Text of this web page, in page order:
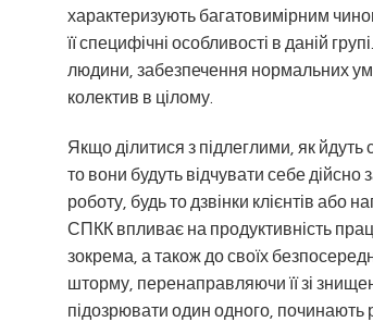
характеризують багатовимірним
її специфічні особливості в даній
людини, забезпечення нормальних
колектив в цілому.
Якщо ділитися з підлеглими, як йдуть
то вони будуть відчувати себе
роботу, будь то дзвінки клієнтів або
СПКК впливає на продуктивність
зокрема, а також до своїх
шторму, перенаправляючи її зі
підозрювати один одного, починають